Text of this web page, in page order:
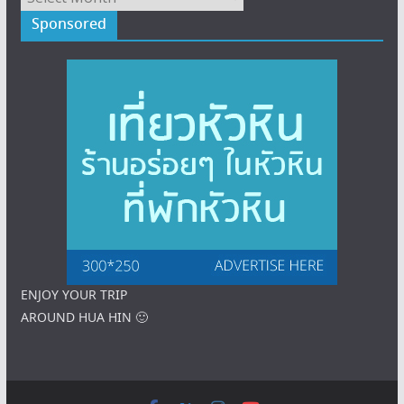
Sponsored
ENJOY YOUR TRIP
AROUND HUA HIN 🙂